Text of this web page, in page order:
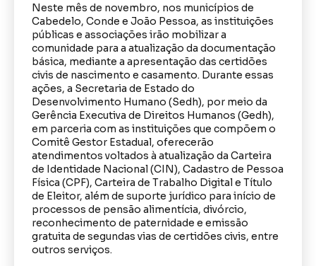
Neste mês de novembro, nos municípios de
Cabedelo, Conde e João Pessoa, as instituições
públicas e associações irão mobilizar a
comunidade para a atualização da documentação
básica, mediante a apresentação das certidões
civis de nascimento e casamento. Durante essas
ações, a Secretaria de Estado do
Desenvolvimento Humano (Sedh), por meio da
Gerência Executiva de Direitos Humanos (Gedh),
em parceria com as instituições que compõem o
Comitê Gestor Estadual, oferecerão
atendimentos voltados à atualização da Carteira
de Identidade Nacional (CIN), Cadastro de Pessoa
Física (CPF), Carteira de Trabalho Digital e Título
de Eleitor, além de suporte jurídico para início de
processos de pensão alimentícia, divórcio,
reconhecimento de paternidade e emissão
gratuita de segundas vias de certidões civis, entre
outros serviços.